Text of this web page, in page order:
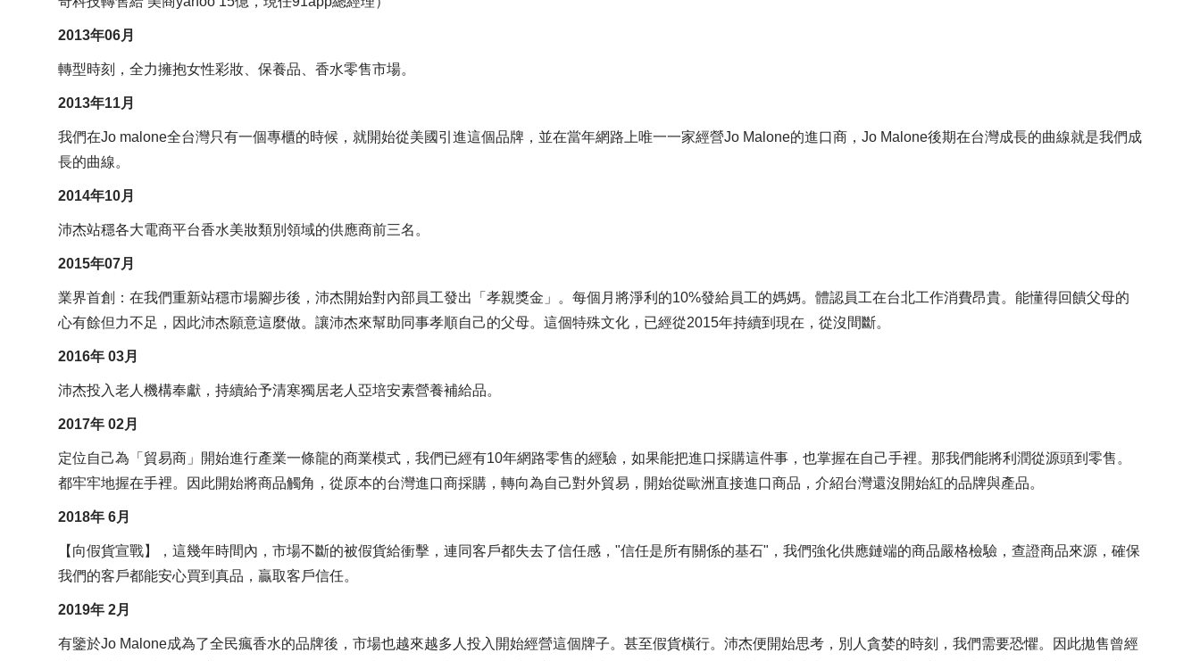
2013年06月
轉型時刻，全力擁抱女性彩妝、保養品、香水零售市場。
2013年11月
我們在Jo malone全台灣只有一個專櫃的時候，就開始從美國引進這個品牌，並在當年網路上唯一一家經營Jo Malone的進口商，Jo Malone後期在台灣成長的曲線就是我們成
長的曲線。
2014年10月
沛杰站穩各大電商平台香水美妝類別領域的供應商前三名。
2015年07月
業界首創：在我們重新站穩市場腳步後，沛杰開始對內部員工發出「孝親獎金」。每個月將淨利的10%發給員工的媽媽。體認員工在台北工作消費昂貴。能懂得回饋父母的
心有餘但力不足，因此沛杰願意這麼做。讓沛杰來幫助同事孝順自己的父母。這個特殊文化，已經從2015年持續到現在，從沒間斷。
2016年 03月
沛杰投入老人機構奉獻，持續給予清寒獨居老人亞培安素營養補給品。
2017年 02月
定位自己為「貿易商」開始進行產業一條龍的商業模式，我們已經有10年網路零售的經驗，如果能把進口採購這件事，也掌握在自己手裡。那我們能將利潤從源頭到零售。
都牢牢地握在手裡。因此開始將商品觸角，從原本的台灣進口商採購，轉向為自己對外貿易，開始從歐洲直接進口商品，介紹台灣還沒開始紅的品牌與產品。
2018年 6月
【向假貨宣戰】，這幾年時間內，市場不斷的被假貨給衝擊，連同客戶都失去了信任感，"信任是所有關係的基石"，我們強化供應鏈端的商品嚴格檢驗，查證商品來源，確保
我們的客戶都能安心買到真品，贏取客戶信任。
2019年 2月
有鑒於Jo Malone成為了全民瘋香水的品牌後，市場也越來越多人投入開始經營這個牌子。甚至假貨橫行。沛杰便開始思考，別人貪婪的時刻，我們需要恐懼。因此拋售曾經